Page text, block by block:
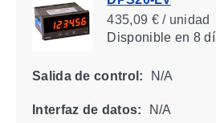
435,09 € / unidad
Disponibleen 8
Salida de control: N/A
Interfaz de datos: N/A